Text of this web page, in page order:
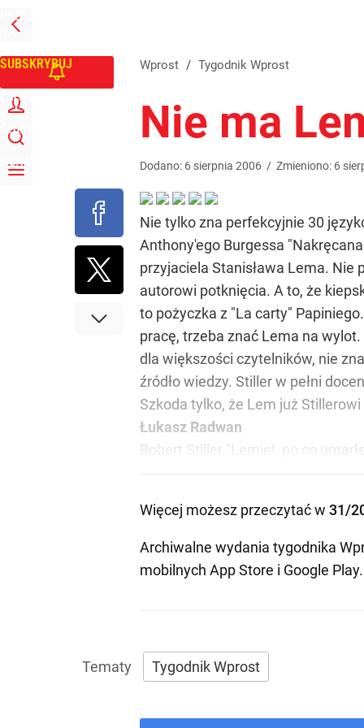
PRZEJDŹ
NA
GŁÓWNĄ
SUBSKRYBUJ
ZALOGUJ
SZUKAJ
MENU
Wprost / Tygodnik Wprost
Nie ma
Dodano: 6 sierpnia 2006 / Zmieniono: 6
Nie tylko zna perfekcyjnie 30
Anthony'ego Burgessa
przyjaciela Stanisława Lema.
autorowi potknięcia. A to, że
to pożyczka z "La carty"
pracę, trzeba znać Lema na
dla większości czytelników, nie
źródło wiedzy. Stiller w pełni
Szkoda tylko, że Lem już
Łukasz Radwan
Robert Stiller "Lemie!, po co
Więcej możesz przeczytać w 31/
Archiwalne wydania tygodnika
mobilnych App Store i Google Play.
Tygodnik Wprost